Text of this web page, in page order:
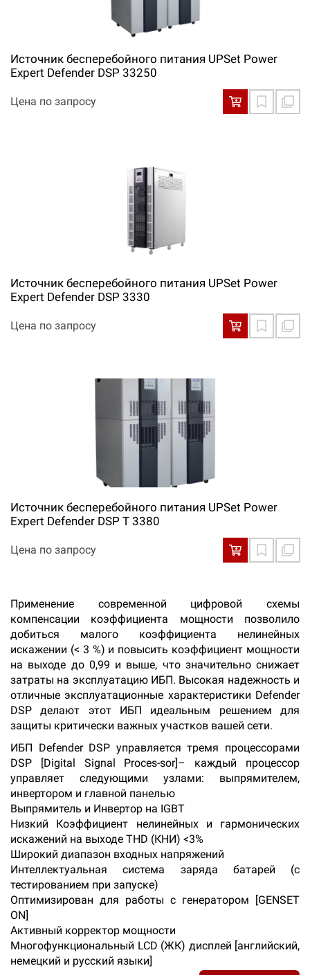
Источник бесперебойного питания UPSet Power
Expert Defender DSP 33250
Цена по запросу
Источник бесперебойного питания UPSet Power
Expert Defender DSP 3330
Цена по запросу
Источник бесперебойного питания UPSet Power
Expert Defender DSP T 3380
Цена по запросу
Применение современной цифровой схемы
компенсации коэффициента мощности позволило
добиться малого коэффициента нелинейных
искажении (< 3 %) и повысить коэффициент мощности
на выходе до 0,99 и выше, что значительно снижает
затраты на эксплуатацию ИБП. Высокая надежность и
отличные эксплуатационные характеристики Defender
DSP делают этот ИБП идеальным решением для
защиты критически важных участков вашей сети.
ИБП Defender DSP управляется тремя процессорами
DSP [Digital Signal Proces-sor]– каждый процессор
управляет следующими узлами: выпрямителем,
инвертором и главной панелью
Выпрямитель и Инвертор на IGBT
Низкий Коэффициент нелинейных и гармонических
искажений на выходе THD (КНИ) <3%
Широкий диапазон входных напряжений
Интеллектуальная система заряда батарей (с
тестированием при запуске)
Оптимизирован для работы с генератором [GENSET
ON]
Активный корректор мощности
Многофункциональный LCD (ЖК) дисплей [английский,
немецкий и русский языки]